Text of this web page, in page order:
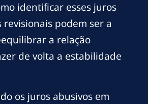
identificar esses juros
revisionais podem ser a
a relação
de volta a estabilidade
os juros abusivos em